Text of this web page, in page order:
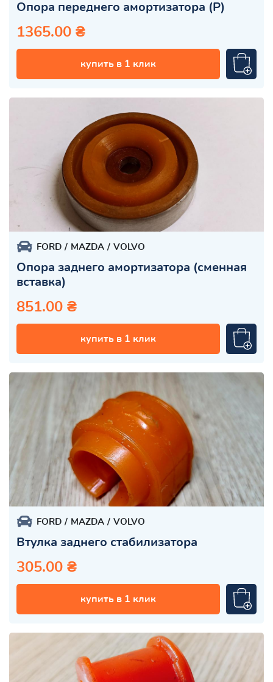
Опора переднего амортизатора (Р)
1365.00 ₴
купить в 1 клик
FORD MAZDA VOLVO
Опора заднего амортизатора (сменная
вставка)
851.00 ₴
купить в 1 клик
FORD MAZDA VOLVO
Втулка заднего стабилизатора
305.00 ₴
купить в 1 клик